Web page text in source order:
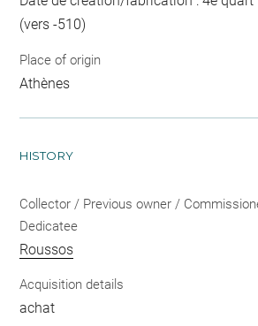
(vers -510)
Place of origin
Athènes
HISTORY
Collector / Previous owner /
Dedicatee
Roussos
Acquisition details
achat